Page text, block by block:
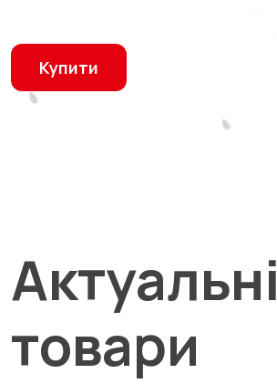
Купити
Актуальні
товари